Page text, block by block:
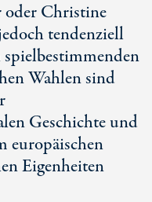
Christine
tendenziell
Wahlen sind
Geschichte und
europäischen
Eigenheiten